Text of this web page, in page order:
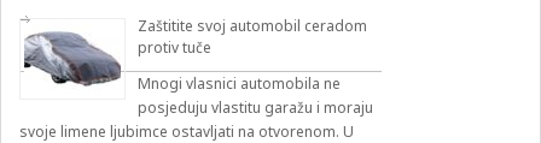
Zaštitite svoj automobil ceradom
protiv tuče
Mnogi vlasnici automobila ne
posjeduju vlastitu garažu i moraju
svoje limene ljubimce ostavljati na otvorenom. U